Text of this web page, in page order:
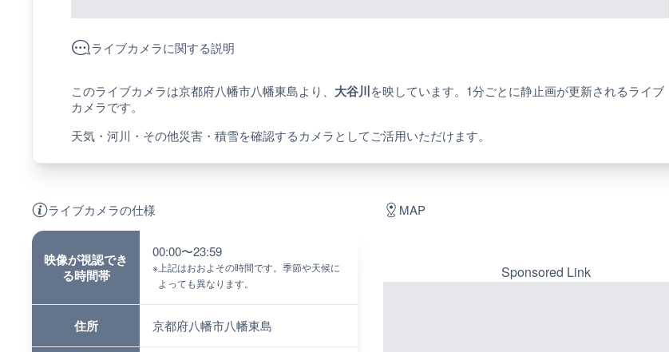
ライブカメラに関する説明
このライブカメラは京都府八幡市八幡東島より、 大谷川を映しています。1分ごとに静止画が更新されるライブ
カメラです。
天気・河川・その他災害・積雪を確認するカメラとしてご活用いただけます。
ライブカメラの仕様
映像が視認でき
る時間帯
00:00〜23:59
※ 上記はおおよその時間です。季節や天候に
よっても異なります。
住所 京都府八幡市八幡東島
MAP
Sponsored Link